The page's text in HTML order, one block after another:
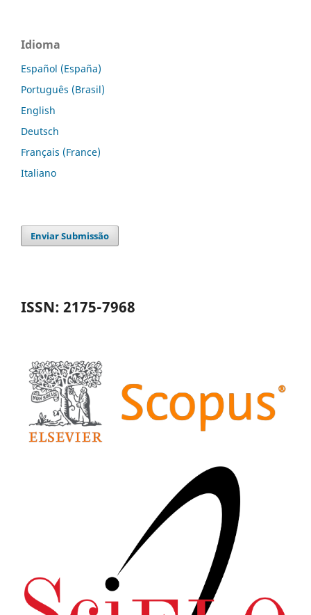
Idioma
Español (España)
Português (Brasil)
English
Deutsch
Français (France)
Italiano
Enviar Submissão
ISSN: 2175-7968